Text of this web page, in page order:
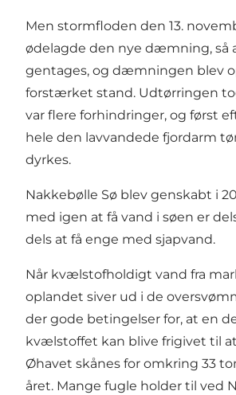
Men stormfloden den 13.
ødelagde den nye dæmning, så
gentages, og dæmningen blev
forstærket stand. Udtørringen
var flere forhindringer, og først
hele den lavvandede fjordarm
dyrkes.
Nakkebølle Sø blev genskabt i
med igen at få vand i søen er
dels at få enge med sjapvand.
Når kvælstofholdigt vand fra
oplandet siver ud i de
der gode betingelser for, at en
kvælstoffet kan blive frigivet til
Øhavet skånes for omkring 33
året. Mange fugle holder til ved